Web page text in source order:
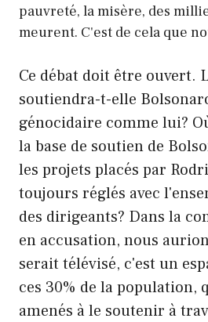
pauvreté, la misère, des
meurent. C'est de cela que
Ce débat doit être ouvert.
soutiendra-t-elle
génocidaire comme lui?
la base de soutien de
les projets placés par
toujours réglés avec
des dirigeants? Dans la
en accusation, nous
serait télévisé, c'est un
ces 30% de la population,
amenés à le soutenir à